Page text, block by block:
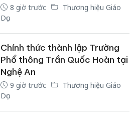
8 giờ trước
Thương hiệu Giáo
Dục
Chính thức thành lập Trường
Phổ thông Trần Quốc Hoàn tại
Nghệ An
9 giờ trước
Thương hiệu Giáo
Dục